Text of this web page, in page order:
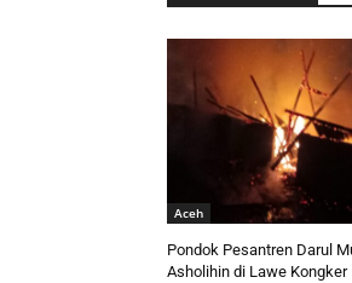
Aceh
Pondok Pesantren Darul
Asholihin di Lawe Kongker